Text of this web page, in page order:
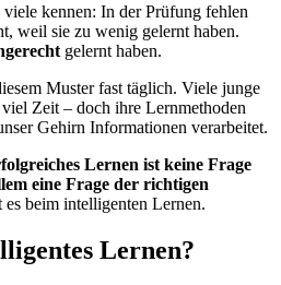
kennen: In der Prüfung fehlen
weil sie zu wenig gelernt haben.
gelernt haben.
Muster fast täglich. Viele junge
Zeit – doch ihre Lernmethoden
Gehirn Informationen verarbeitet.
Lernen ist keine Frage
eine Frage der richtigen
es beim intelligenten Lernen.
Lernen?